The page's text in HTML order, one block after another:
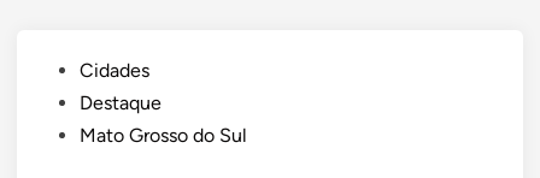
PostedCidades
Destaque
Mato Grosso do Sul